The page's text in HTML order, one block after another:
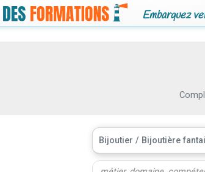
Embarquez
Bijoutier / Bijoutière